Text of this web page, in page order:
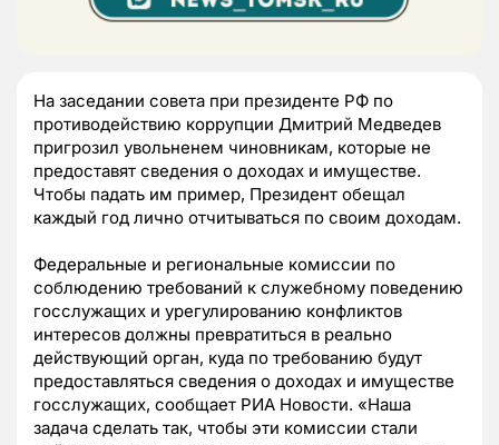
На заседании совета при президенте РФ по
противодействию коррупции Дмитрий Медведев
пригрозил увольненем чиновникам, которые не
предоставят сведения о доходах и имуществе.
Чтобы падать им пример, Президент обещал
каждый год лично отчитываться по своим доходам.
Федеральные и региональные комиссии по
соблюдению требований к служебному поведению
госслужащих и урегулированию конфликтов
интересов должны превратиться в реально
действующий орган, куда по требованию будут
предоставляться сведения о доходах и имуществе
госслужащих, сообщает РИА Новости. «Наша
задача сделать так, чтобы эти комиссии стали